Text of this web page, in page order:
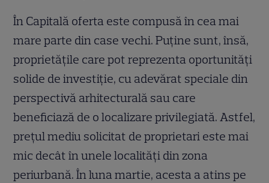
În Capitală oferta este compusă în cea mai
mare parte din case vechi. Puține sunt, însă,
proprietățile care pot reprezenta oportunități
solide de investiție, cu adevărat speciale din
perspectivă arhitecturală sau care
beneficiază de o localizare privilegiată. Astfel,
prețul mediu solicitat de proprietari este mai
mic decât în unele localități din zona
periurbană. În luna martie, acesta a atins pe